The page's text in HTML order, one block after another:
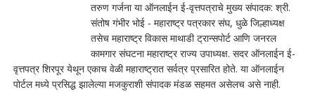
तरुण गर्जना या ऑनलाईन ई-वृत्तपत्राचे मुख्य संपादक: श्री.
संतोष गंभीर भोई - महाराष्ट्र पत्रकार संघ, धुळे जिल्हाध्यक्ष
तसेच महाराष्ट्र विकास माथाडी ट्रान्सपोर्ट आणि जनरल
कामगार संघटना महाराष्ट्र राज्य उपाध्यक्ष. सदर ऑनलाईन ई-
वृत्तपत्र शिरपूर येथून एकाच वेळी महाराष्ट्रात सर्वत्र प्रसारित होते. या ऑनलाईन
पोर्टल मध्ये प्रसिद्ध झालेल्या मजकुराशी संपादक मंडळ सहमत असेलच असे नाही.